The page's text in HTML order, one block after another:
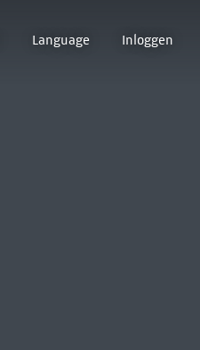
Language Inloggen